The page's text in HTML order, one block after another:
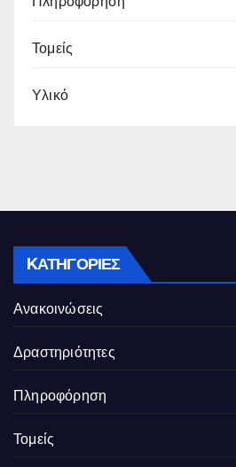
Τομείς
Υλικό
KΑΤΗΓΟΡΊΕΣ
Ανακοινώσεις
Δραστηριότητες
Πληροφόρηση
Τομείς